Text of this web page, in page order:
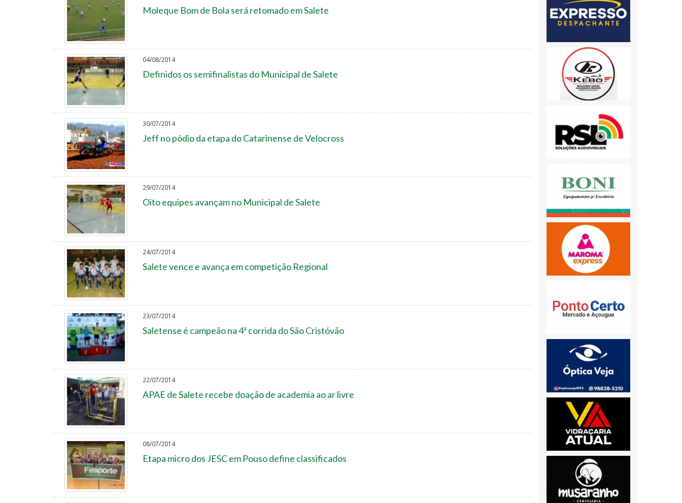
Moleque Bom de Bola será retomado em Salete
04/08/2014
Definidos os semifinalistas do Municipal de Salete
30/07/2014
Jeff no pódio da etapa do Catarinense de Velocross
29/07/2014
Oito equipes avançam no Municipal de Salete
24/07/2014
Salete vence e avança em competição Regional
23/07/2014
Saletense é campeão na 4ª corrida do São Cristóvão
22/07/2014
APAE de Salete recebe doação de academia ao ar livre
08/07/2014
Etapa micro dos JESC em Pouso define classificados